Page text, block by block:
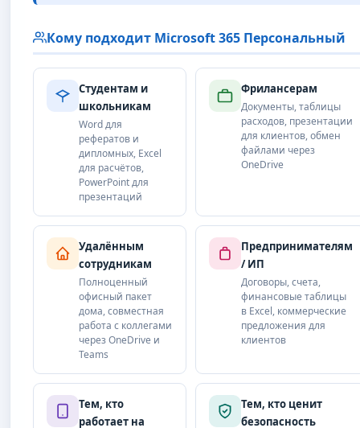
Кому подходит Microsoft 365 Персональный
Студентам и
школьникам
Word для
рефератов и
дипломных, Excel
для расчётов,
PowerPoint для
презентаций
Фрилансерам
Документы, таблицы
расходов, презентации
для клиентов, обмен
файлами через
OneDrive
Удалённым
сотрудникам
Полноценный
офисный пакет
дома, совместная
работа с коллегами
через OneDrive и
Teams
Предпринимателям
/ ИП
Договоры, счета,
финансовые таблицы
в Excel, коммерческие
предложения для
клиентов
Тем, кто
работает на
Тем, кто ценит
безопасность